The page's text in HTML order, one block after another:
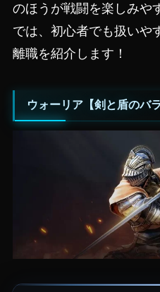
のほうが戦闘を楽しみや
では、初心者でも扱いや
離職を紹介します！
ウォーリア【剣と盾のバ